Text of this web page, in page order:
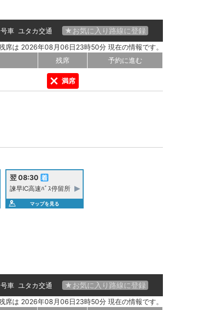
★お気に入り路線に登録
車 ユタカ交通
席は 2026年08月06日23時50分 現在の情報です。
残席 予約に進む
満席
翌 08:30
諫早IC高速ﾊﾞｽ停留所
マップを見る
★お気に入り路線に登録
車 ユタカ交通
席は 2026年08月06日23時50分 現在の情報です。